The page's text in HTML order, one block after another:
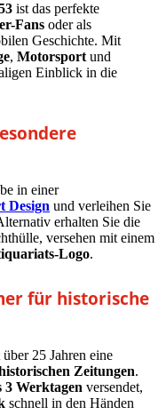
ist das perfekte
Fans oder als
Geschichte. Mit
, Motorsport und
Einblick in die
in einer
Design und verleihen Sie
erhalten Sie die
versehen mit einem
Logo.
für historische
25 Jahren eine
Zeitungen.
3 Werktagen versendet,
schnell in den Händen